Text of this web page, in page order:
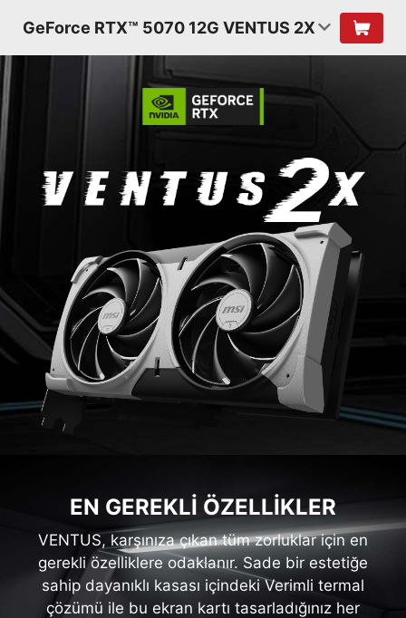
GeForce RTX™ 5070 12G VENTUS 2X
EN GEREKLİ ÖZELLİKLER
VENTUS, karşınıza çıkan tüm zorluklar için en
gerekli özelliklere odaklanır. Sade bir estetiğe
sahip dayanıklı kasası içindeki Verimli termal
çözümü ile bu ekran kartı tasarladığınız her